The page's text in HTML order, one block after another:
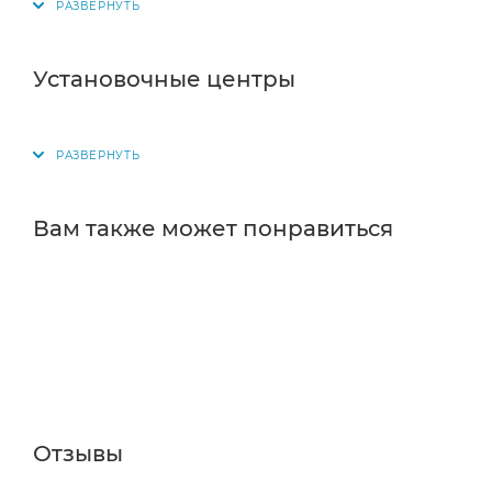
Почтовая доставка через почту России. Когда
Установочные центры
Вам также может понравиться
Отзывы